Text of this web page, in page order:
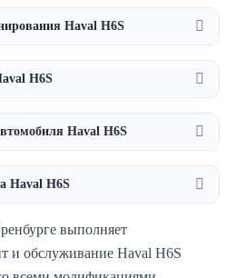
Haval H6S
H6S
Haval H6S
Haval H6S
выполняет
и обслуживание Haval H6S